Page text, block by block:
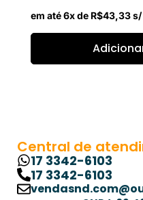
em até 6x de R$43,33
Central de
17 3342-6103
17 3342-6103